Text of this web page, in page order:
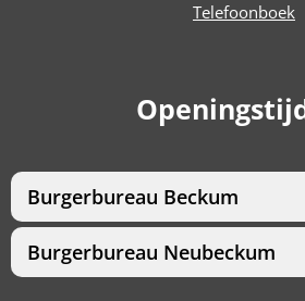
Telefoonboek
Burgerbureau Beckum
Burgerbureau Neubeckum